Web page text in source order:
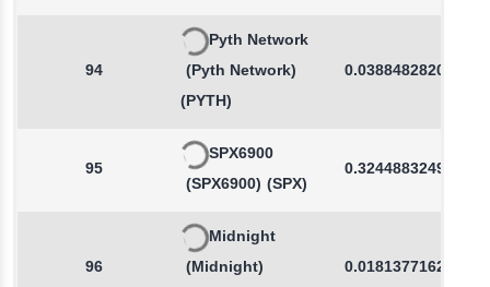
94
Pyth Network
(Pyth Network)
(PYTH)
0.0388482820
95
SPX6900
(SPX6900) (SPX)
0.3244883249
96
Midnight
(Midnight)
0.0181377162